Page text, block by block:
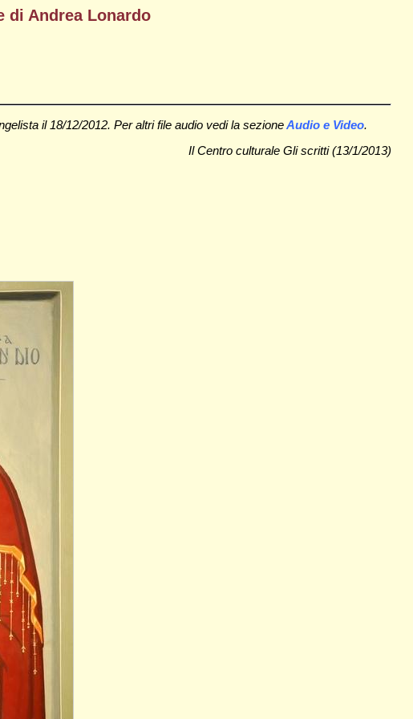
di Andrea Lonardo
il 18/12/2012. Per altri file audio vedi la sezioneAudio e Video.
Il Centro culturale Gli scritti (13/1/2013)